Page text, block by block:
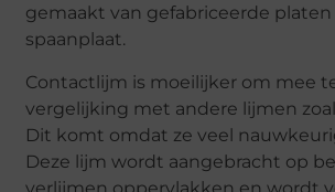
gemaakt van gefabriceerde platen
spaanplaat.
Contactlijm is moeilijker om mee
vergelijking met andere lijmen
Dit komt omdat ze veel
Deze lijm wordt aangebracht op